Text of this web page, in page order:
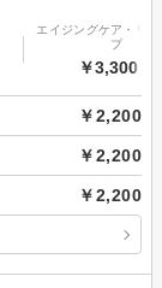
エイジングケア・リ
プ
￥3,300～
￥2,200
￥2,200
￥2,200